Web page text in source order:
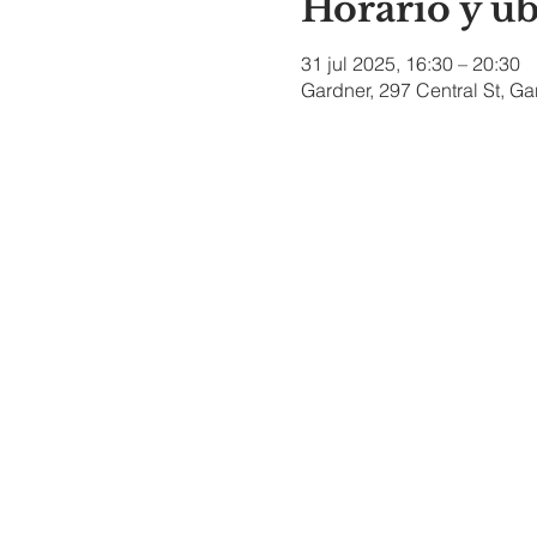
Horario y
31 jul 2025, 16:30 – 20:30
Gardner, 297 Central St,